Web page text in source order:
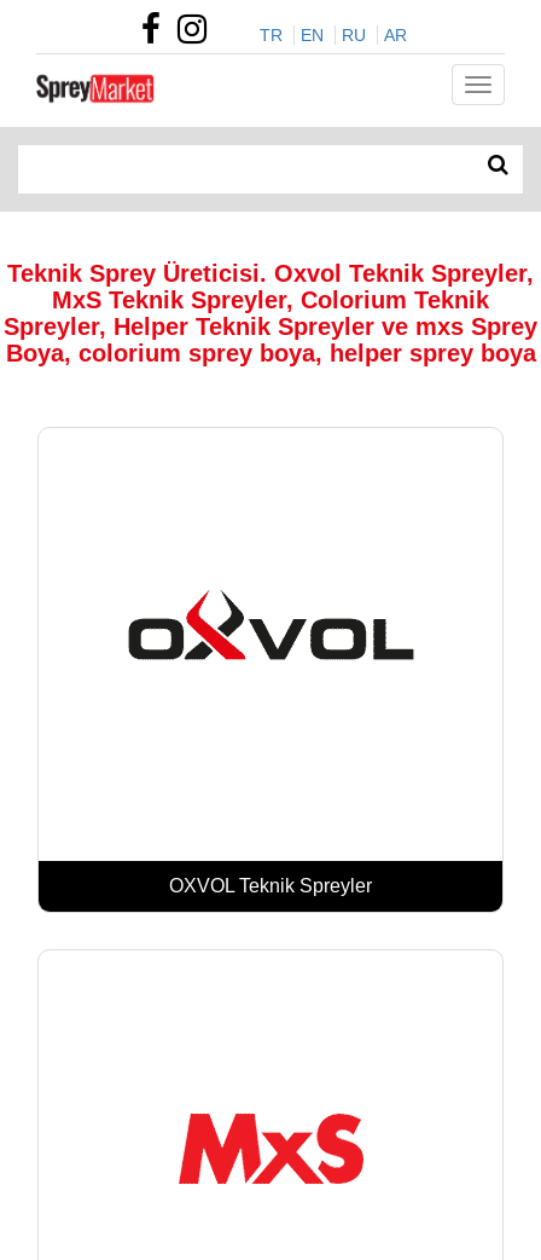
TR EN RU AR
Teknik Sprey Üreticisi. Oxvol Teknik Spreyler,
MxS Teknik Spreyler, Colorium Teknik
Spreyler, Helper Teknik Spreyler ve mxs Sprey
Boya, colorium sprey boya, helper sprey boya
OXVOL Teknik Spreyler